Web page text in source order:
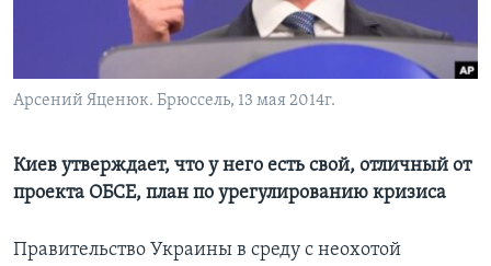
Learning English
СОЦИАЛЬНЫЕ СЕТИ
Языки
Арсений Яценюк. Брюссель, 13 мая 2014г.
Киев утверждает, что у него есть свой, отличный от
проекта ОБСЕ, план по урегулированию кризиса
Правительство Украины в среду с неохотой